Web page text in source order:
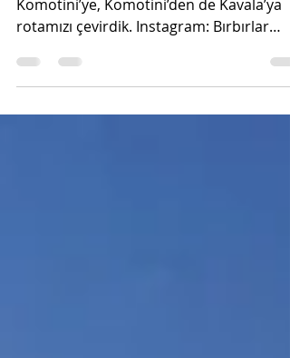
Yunanistan seyahatimizde Dedeağaç’tan
Komotini’ye, Komotini’den de Kavala’ya
rotamızı çevirdik. Instagram: Bırbırlar
Geziyor Kavala -...